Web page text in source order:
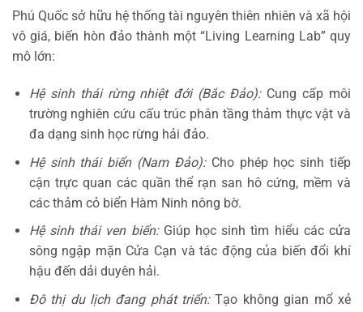
Phú Quốc sở hữu hệ thống tài nguyên thiên nhiên và xã hội
vô giá, biến hòn đảo thành một “Living Learning Lab” quy
mô lớn:
Hệ sinh thái rừng nhiệt đới (Bắc Đảo):Cung cấp môi
trường nghiên cứu cấu trúc phân tầng thảm thực vật và
đa dạng sinh học rừng hải đảo.
Hệ sinh thái biển (Nam Đảo):Cho phép học sinh tiếp
cận trực quan các quần thể rạn san hô cứng, mềm và
các thảm cỏ biển Hàm Ninh nông bờ.
Hệ sinh thái ven biển:Giúp học sinh tìm hiểu các cửa
sông ngập mặn Cửa Cạn và tác động của biến đổi khí
hậu đến dải duyên hải.
Đô thị du lịch đang phát triển:Tạo không gian mổ xẻ